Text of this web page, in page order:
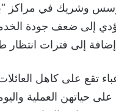
وشريك في مراكز
إلى ضعف جودة
إلى فترات انتظار
تقع على كاهل
حياتهن العملية